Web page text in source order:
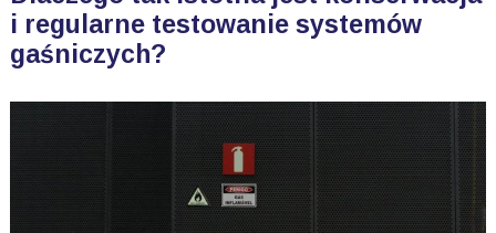
i regularne testowanie systemów
gaśniczych?